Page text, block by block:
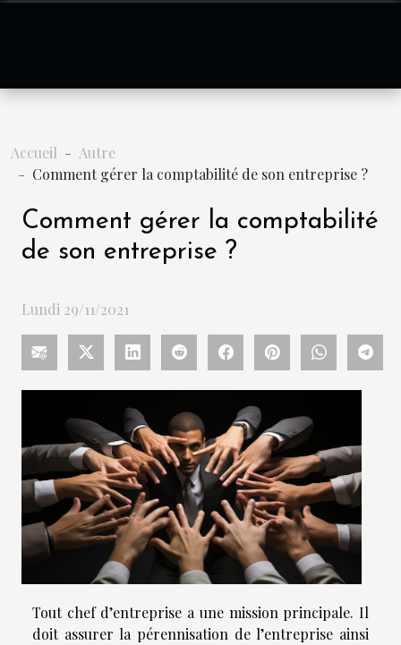
Accueil
Autre
Comment gérer la comptabilité de son entreprise ?
Comment gérer la comptabilité
de son entreprise ?
Lundi 29/11/2021
Tout chef d’entreprise a une mission principale. Il
doit assurer la pérennisation de l’entreprise ainsi